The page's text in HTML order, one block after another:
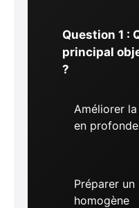
Question 1 :
principal
?
Améliorer
en
Préparer
homogène